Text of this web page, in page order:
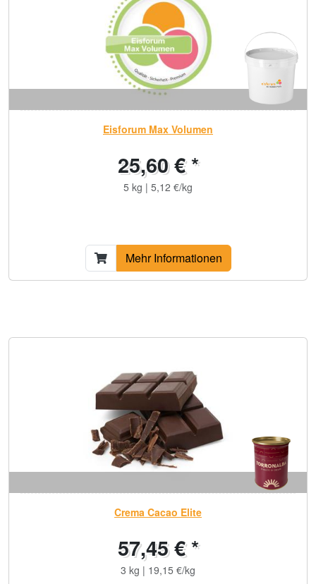
Eisforum Max Volumen
25,60 € *
5 kg | 5,12 €/kg
Mehr Informationen
Crema Cacao Elite
57,45 € *
3 kg | 19,15 €/kg